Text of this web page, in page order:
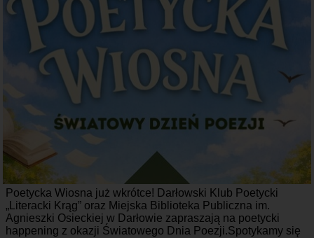
Poetycka Wiosna już wkrótce! Darłowski Klub Poetycki
„Literacki Krąg” oraz Miejska Biblioteka Publiczna im.
Agnieszki Osieckiej w Darłowie zapraszają na poetycki
happening z okazji Światowego Dnia Poezji.Spotykamy się